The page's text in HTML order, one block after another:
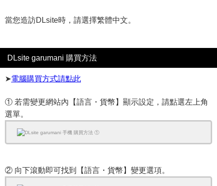
當您造訪DLsite時，請選擇繁體中文。
DLsite garumani 購買方法
➤電腦購買方式請點此
① 若需變更網站內【語言・貨幣】顯示設定，請點選左上角
選單。
② 向下滾動即可找到【語言・貨幣】變更選項。